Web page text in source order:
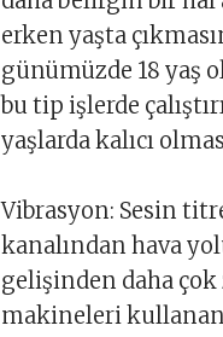
erken yaşta
günümüzde 18 yaş
bu tip işlerde
yaşlarda kalıcı
Vibrasyon: Sesin
kanalından hava
gelişinden daha
makineleri